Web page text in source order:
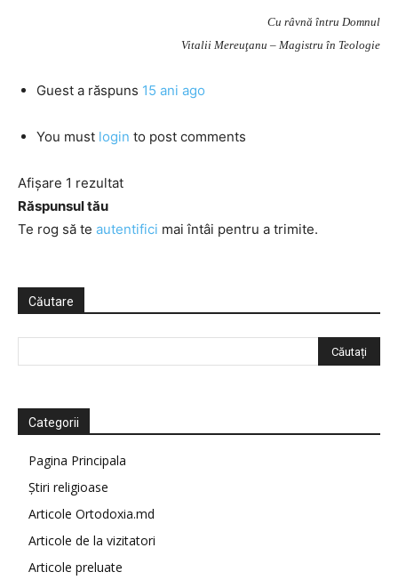
Cu râvnă întru Domnul
Vitalii Mereuţanu – Magistru în Teologie
Guest a răspuns 15 ani ago
You must login to post comments
Afișare 1 rezultat
Răspunsul tău
Te rog să te autentifici mai întâi pentru a trimite.
Căutare
Categorii
Pagina Principala
Știri religioase
Articole Ortodoxia.md
Articole de la vizitatori
Articole preluate